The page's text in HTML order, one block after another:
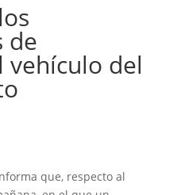
de
vehículo del
que, respecto al